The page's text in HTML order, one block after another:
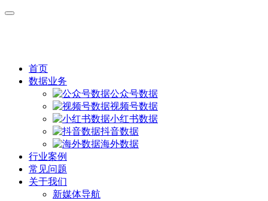
首页
数据业务
公众号数据
视频号数据
小红书数据
抖音数据
海外数据
行业案例
常见问题
关于我们
新媒体导航